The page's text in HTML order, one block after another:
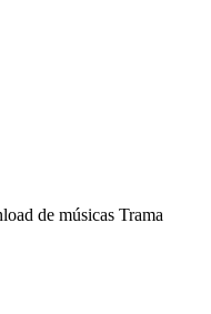
de músicas Trama